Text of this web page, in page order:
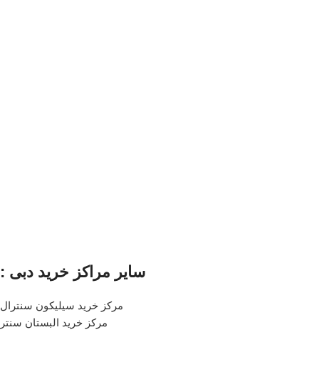
سایر مراکز خرید دبی :
مرکز خرید سیلیکون سنترال
مرکز خرید البستان سنتر